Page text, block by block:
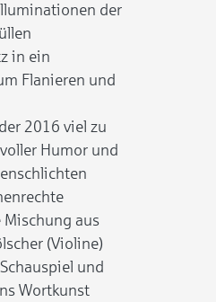
der
in ein
Flanieren und
2016 viel zu
Humor und
aus
(Violine)
und
Wortkunst